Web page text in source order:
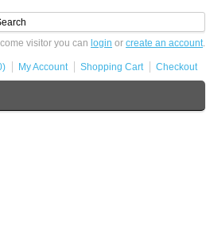
visitor you can login or create an account.
My Account Shopping Cart Checkout